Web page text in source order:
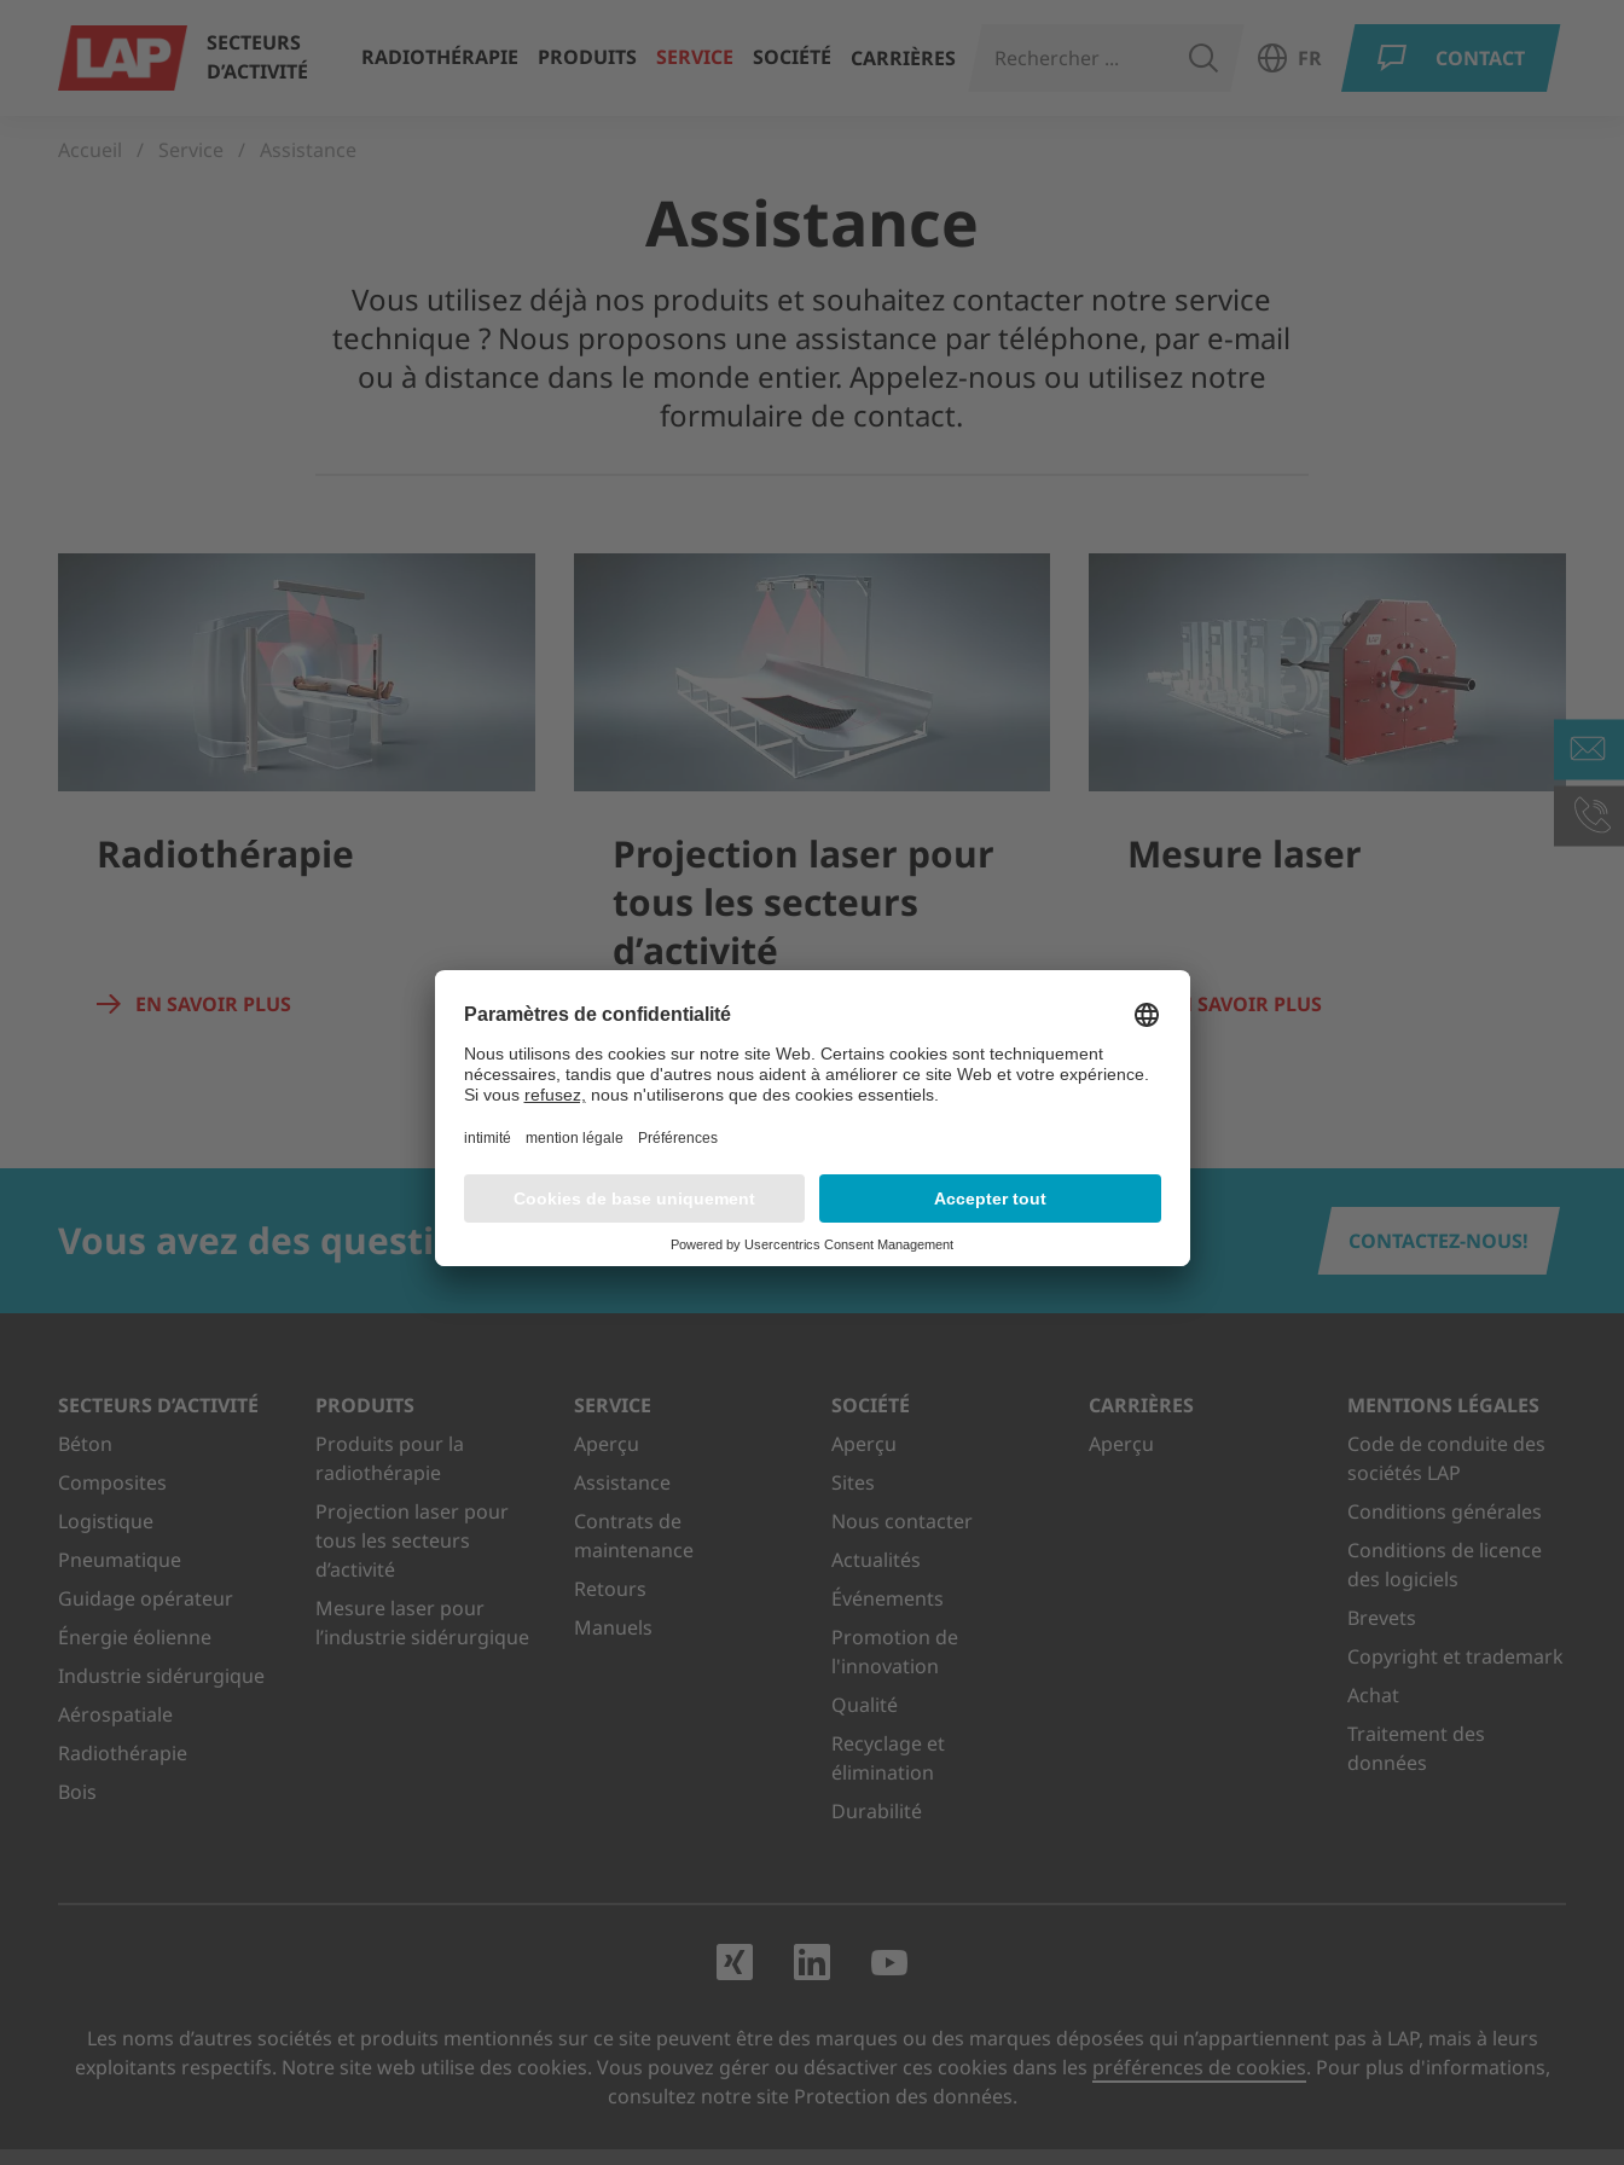
SECTEURS
D’ACTIVITÉ
RADIOTHÉRAPIE PRODUITS SERVICE SOCIÉTÉ CARRIÈRES RECHERCHER
Ouvrir le choix de la langue
FR CONTACT
Accueil Service Assistance
Assistance
Vous utilisez déjà nos produits et souhaitez contacter notre service
technique ? Nous proposons une assistance par téléphone, par e-mail
ou à distance dans le monde entier. Appelez-nous ou utilisez notre
formulaire de contact.
Radiothérapie
EN SAVOIR PLUS
Projection laser pour
tous les secteurs
d’activité
EN SAVOIR PLUS
Mesure laser
EN SAVOIR PLUS
Vous avez des questions? CONTACTEZ-NOUS!
SECTEURS D’ACTIVITÉ
Béton
Composites
Logistique
Pneumatique
Guidage opérateur
Énergie éolienne
Industrie sidérurgique
Aérospatiale
Radiothérapie
Bois
PRODUITS
Produits pour la
radiothérapie
Projection laser pour
tous les secteurs
d’activité
Mesure laser pour
l’industrie sidérurgique
SERVICE
Aperçu
Assistance
Contrats de
maintenance
Retours
Manuels
SOCIÉTÉ
Aperçu
Sites
Nous contacter
Actualités
Événements
Promotion de
l'innovation
Qualité
Recyclage et
élimination
Durabilité
CARRIÈRES
Aperçu
MENTIONS LÉGALES
Code de conduite des
sociétés LAP
Conditions générales
Conditions de licence
des logiciels
Brevets
Copyright et trademark
Achat
Traitement des
données
Rendez-nous visite sur XING
Rendez-nous visite sur LinkedIn
Les noms d’autres sociétés et produits mentionnés sur ce site peuvent être des marques ou des marques déposées qui n’appartiennent pas à LAP, mais à leurs
exploitants respectifs. Notre site web utilise des cookies. Vous pouvez gérer ou désactiver ces cookies dans les préférences de cookies. Pour plus d'informations,
consultez notre site Protection des données.